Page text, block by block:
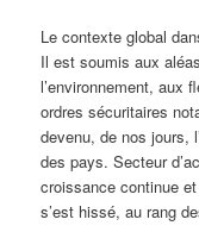
Le contexte global
Il est soumis aux
l’environnement, aux
ordres sécuritaires
devenu, de nos jours,
des pays. Secteur
croissance continue
s’est hissé, au rang